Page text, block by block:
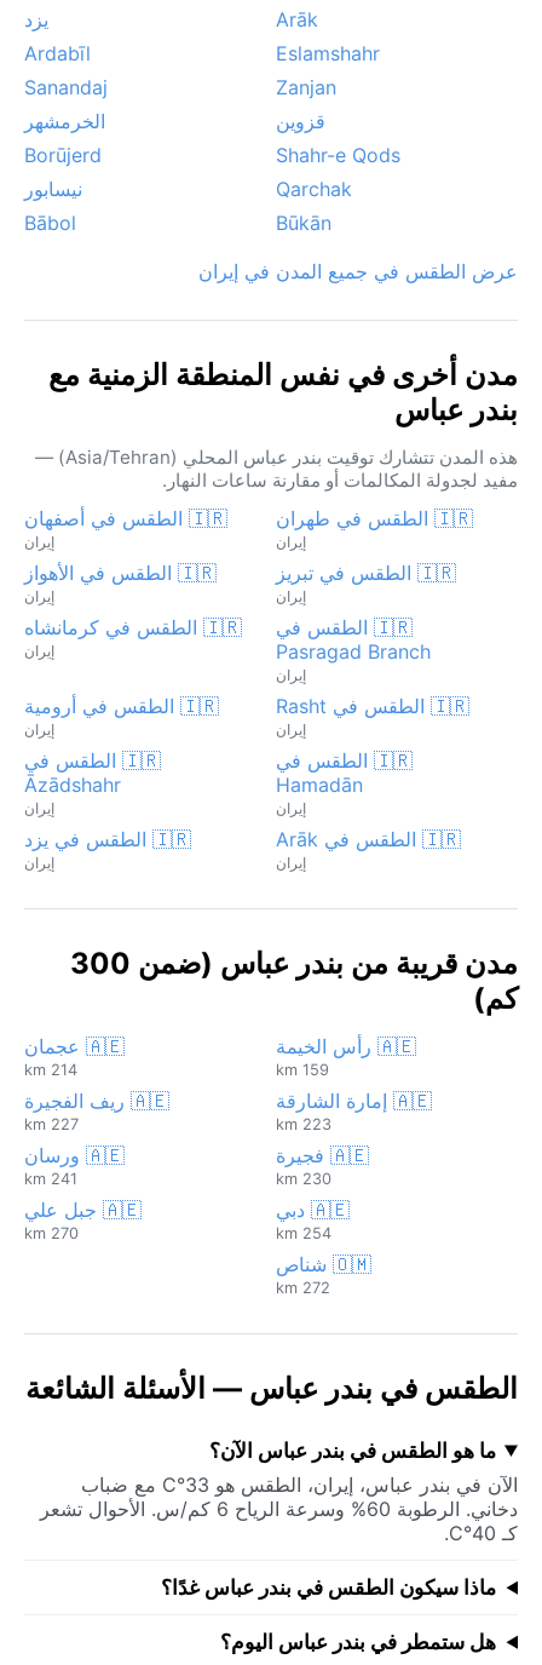
Arāk
يزد
Eslamshahr
Ardabīl
Zanjan
Sanandaj
قزوين
الخرمشهر
Shahr-e Qods
Borūjerd
Qarchak
نيسابور
Būkān
Bābol
عرض الطقس في جميع المدن في إيران
مدن أخرى في نفس المنطقة الزمنية مع
بندر عباس
هذه المدن تتشارك توقيت بندر عباس المحلي (Asia/Tehran) —
مفيد لجدولة المكالمات أو مقارنة ساعات النهار.
🇮🇷 الطقس في طهران
إيران
🇮🇷 الطقس في أصفهان
إيران
🇮🇷 الطقس في تبريز
إيران
🇮🇷 الطقس في الأهواز
إيران
🇮🇷 الطقس في
Pasragad Branch
إيران
🇮🇷 الطقس في كرمانشاه
إيران
🇮🇷 الطقس في Rasht
إيران
🇮🇷 الطقس في أرومية
إيران
🇮🇷 الطقس في
Hamadān
إيران
🇮🇷 الطقس في
Āzādshahr
إيران
🇮🇷 الطقس في Arāk
إيران
🇮🇷 الطقس في يزد
إيران
مدن قريبة من بندر عباس (ضمن 300
كم)
🇦🇪 رأس الخيمة
159 km
🇦🇪 عجمان
214 km
🇦🇪 إمارة الشارقة
223 km
🇦🇪 ريف الفجيرة
227 km
🇦🇪 فجيرة
230 km
🇦🇪 ورسان
241 km
🇦🇪 دبي
254 km
🇦🇪 جبل علي
270 km
🇴🇲 شناص
272 km
الطقس في بندر عباس — الأسئلة الشائعة
ما هو الطقس في بندر عباس الآن؟
الآن في بندر عباس، إيران، الطقس هو 33°C مع ضباب
دخاني. الرطوبة 60% وسرعة الرياح 6 كم/س. الأحوال تشعر
كـ 40°C.
ماذا سيكون الطقس في بندر عباس غدًا؟
هل ستمطر في بندر عباس اليوم؟